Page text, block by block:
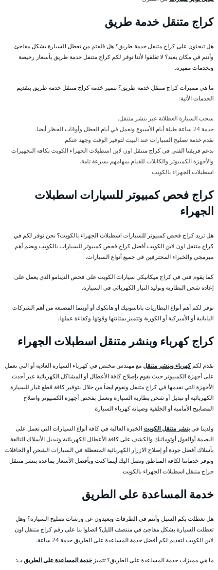
كراج متنقل خدمة طريق
هل تبحثون على كراج متنقل خدمة طريق؟ هل قلقتم من تعطل السيارة بشكل مفاجئ
وأنتم في مكان بعيد؟ لا تقلقوا لأننا نوفر لكم كراج متنفل خدمة طريق بأسعار رخيصة
وبخدمات مميزة.
ما هي مميزات كراج متنقل خدمة طريق؟ تتميز خدمة كراج متنقل خدمة طريق بتقديم
الخدمات الأتية:
سحب السيارة العطلانة عبر بنشر متنقل.
خدمة 24 ساعة طيلة أيام الأسبوع ونعمل في أيام العطل وأوقات الحظر أيضا.
نقدم خدمة تصليح السيارات عند البيت لتوفير الوقت وجهد عنكم.
ندعم فريقنا الفني في كراج متنقل اون لاين اسطبلات الجهراء الكويت بكافة التجهيزات
والأجهزة الكمبيوتر والكابلات للقيام بمهامهم بسرعة تامة.
اسطبلات الجهراء بالكويت
كراج فحص كمبيوتر للسيارات اسطبلات
الجهراء
هل تريد كراج فحص كمبيوتر للسيارات اسطبلات الجهراء بالكويت؟ نحن نوفر لكم في
كراج متنقل اون لاين الكويت أفضل كراج فحص كمبيوتر للسيارات بالكويت ويضم أهم
مبرمجي والخبراء المحترفين في جميع أنواع السيارات.
كما يقوم فني في كراج ميكانيكي سيارات الكويت على فحص الدينامو الذي يعمل على
إعادة شحن البطارية وتوليد التيار الكهربائي في السيارة.
نوفر لكم أهم أنواع البطاريات باناسونيك أو هانكوك أو أوبتما المصنعة من أهم الشركات
اليابانية أو الأميركية أو الكورية وتتميز بمتانتها وقوتها وكفاءة عملها.
كراج كهرباء وبنشر متنقل اسطبلات الجهراء
نقدم لكمكهرباء وبنشر متنقلمع مهندس مختص في كهرباء السيارة العادية أو التي تعمل
على أجهزة الكمبيوتر حيث يقوم بإصلاح كافة الأعطال أو المشاكل الكهربائية عبر أحدث
الأجهزة التي نقدمها في كراج متنقل ونقوم ايضاً من خلال بتوفير كافة قطع غيار للسيارة
الكهربائية أو تبديل أو شحن بطارية السيارة ونعمل بفحص أجهزة الكمبيوتر واصلاح
المصابيح الأمامية أو الخلفية وصيانة كهرباء السيارة
ولدينا فيبنشر متنقل الكويتالخبرة العالية في كافة أنواع السيارات التي تعمل على
البصمة أوالفول أوتوماتيك والكشف على كافة الأعطال الكهربائية وتبديل الأسلاك التالفة
بأسلاك أفضل جودة أو إصلاح الازرار الكهربائية المتعطلة في السيارات الشحن أو الحافلات
ونوفر خدماتنا لكافة المناطق ونصل اليك أينما كنت وبأفضل الأسعار بماعدة بنشر متنقل
جراج متنقل اسطبلات الجهراء بالكويت
خدمة المساعدة على الطريق
هل تعطلت بكم السبل وأنتم في الطرقات وبعيدون عن ورشات تصليح السيارة؟ وهل
تعطلت السيارة بشكل مفاجئ في منتصف الليل؟ اتصلوا بنا على رقم كراج متنقل اون
لاين الكويت لتقديم لكم أفضل خدمة المساعدة على الطريق خدمة 24 ساعة.
ما هي مميزات خدمة المساعدة على الطريق؟ تتميز خدمة المساعدة على الطريقب: